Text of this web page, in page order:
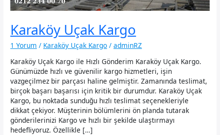
Karaköy Uçak Kargo
1 Yorum / Karaköy Uçak Kargo /adminRZ
Karaköy Uçak Kargo ile Hızlı Gönderim Karaköy Uçak Kargo.
Günümüzde hızlı ve güvenilir kargo hizmetleri, işin
vazgeçilmez bir parçası haline gelmiştir. Zamanında teslimat,
birçok başarı başarısı için kritik bir durumdur. Karaköy Uçak
Kargo, bu noktada sunduğu hızlı teslimat seçenekleriyle
dikkat çekiyor. Müşterinin bölümlerini ön planda tutarak
gönderilerinizi Kargo ve hızlı bir şekilde ulaştırmayı
hedefliyoruz. Özellikle […]